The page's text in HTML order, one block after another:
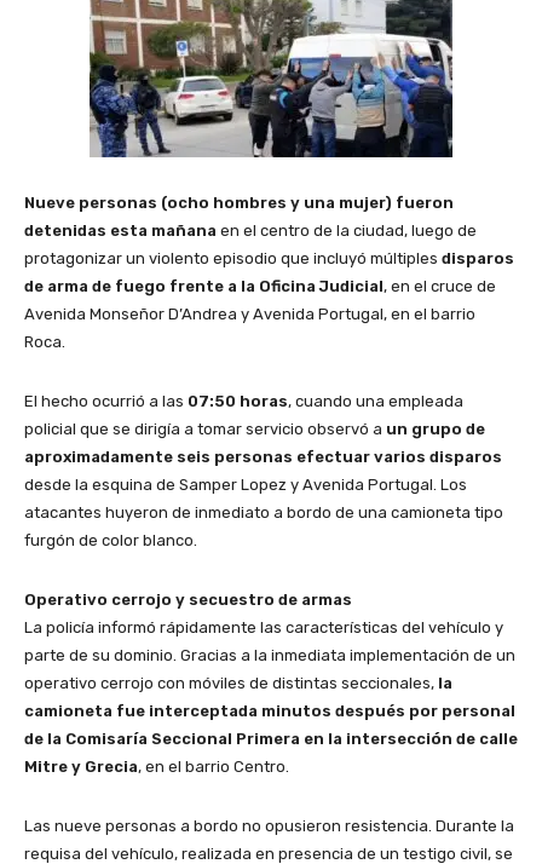
Nueve personas (ocho hombres y una mujer) fueron
detenidas esta mañana en el centro de la ciudad, luego de
protagonizar un violento episodio que incluyó múltiples disparos
de arma de fuego frente a la Oficina Judicial, en el cruce de
Avenida Monseñor D’Andrea y Avenida Portugal, en el barrio
Roca.
El hecho ocurrió a las 07:50 horas, cuando una empleada
policial que se dirigía a tomar servicio observó a un grupo de
aproximadamente seis personas efectuar varios disparos
desde la esquina de Samper Lopez y Avenida Portugal. Los
atacantes huyeron de inmediato a bordo de una camioneta tipo
furgón de color blanco.
Operativo cerrojo y secuestro de armas
La policía informó rápidamente las características del vehículo y
parte de su dominio. Gracias a la inmediata implementación de un
operativo cerrojo con móviles de distintas seccionales, la
camioneta fue interceptada minutos después por personal
de la Comisaría Seccional Primera en la intersección de calle
Mitre y Grecia, en el barrio Centro.
Las nueve personas a bordo no opusieron resistencia. Durante la
requisa del vehículo, realizada en presencia de un testigo civil, se